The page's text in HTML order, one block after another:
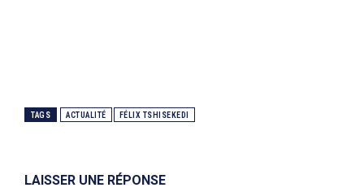
TAGS ACTUALITÉ FÉLIX TSHISEKEDI
LAISSER UNE RÉPONSE